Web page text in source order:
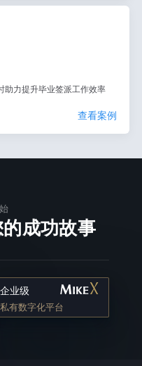
助力提升毕业签派工作效率
查看案例
成功故事
企业级
私有数字化平台